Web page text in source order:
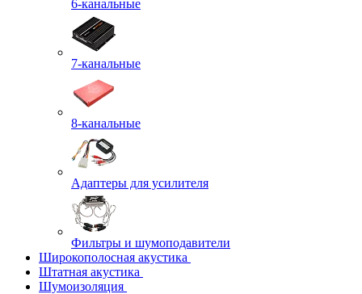
6-канальные
7-канальные
8-канальные
Адаптеры для усилителя
Фильтры и шумоподавители
Широкополосная акустика
Штатная акустика
Шумоизоляция